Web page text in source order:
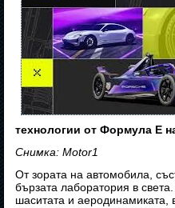
технологии от Формула E
Снимка: Motor1
От зората на автомобила,
бързата лаборатория в
шаситата и аеродинамиката,